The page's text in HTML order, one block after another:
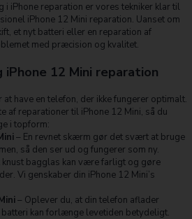
i iPhone reparation er vores tekniker klar til
iPhone 12 Mini reparation. Uanset om
et nyt batteri eller en reparation af
med præcision og kvalitet.
12 Mini reparation
have en telefon, der ikke fungerer optimalt.
af reparationer til iPhone 12 Mini, så du
i topform:
– En revnet skærm gør det svært at bruge
så den ser ud og fungerer som ny.
knust bagglas kan være farligt og gøre
Vi genskaber din iPhone 12 Mini’s
– Oplever du, at din telefon aflader
batteri kan forlænge levetiden betydeligt.